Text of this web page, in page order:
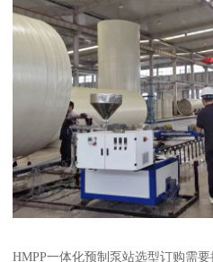
HMPP一体化预制泵站选型订购需